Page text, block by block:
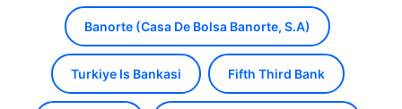
Banorte (Casa De Bolsa Banorte, S.A)
Turkiye Is Bankasi Fifth Third Bank